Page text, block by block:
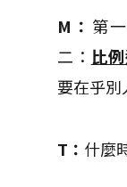
M： 第
二： 比
要在乎別
T： 什麼